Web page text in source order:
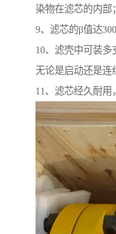
染物在滤芯的内部；
9、滤芯的β值达
10、滤壳中可装多
无论是启动还是连
11、滤芯经久耐用